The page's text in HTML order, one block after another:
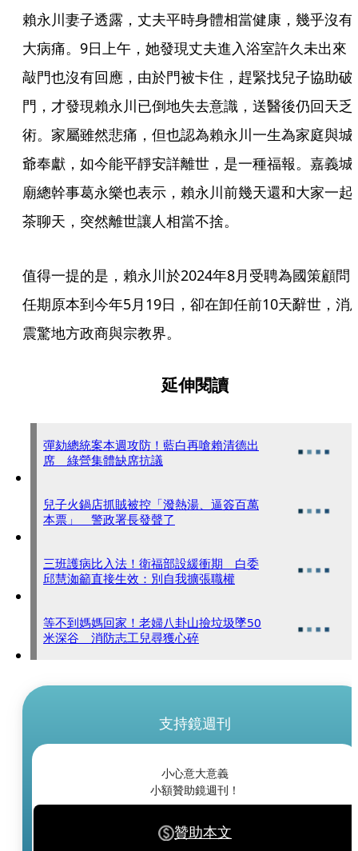
賴永川妻子透露，丈夫平時身體相當健康，幾乎沒有
大病痛。9日上午，她發現丈夫進入浴室許久未出來
敲門也沒有回應，由於門被卡住，趕緊找兒子協助破
門，才發現賴永川已倒地失去意識，送醫後仍回天乏
術。家屬雖然悲痛，但也認為賴永川一生為家庭與城
爺奉獻，如今能平靜安詳離世，是一種福報。嘉義城
廟總幹事葛永樂也表示，賴永川前幾天還和大家一起
茶聊天，突然離世讓人相當不捨。
值得一提的是，賴永川於2024年8月受聘為國策顧問
任期原本到今年5月19日，卻在卸任前10天辭世，消
震驚地方政商與宗教界。
延伸閱讀
彈劾總統案本週攻防！藍白再嗆賴清德出
席 綠營集體缺席抗議
兒子火鍋店抓賊被控「潑熱湯、逼簽百萬
本票」 警政署長發聲了
三班護病比入法！衛福部設緩衝期 白委
邱慧洳籲直接生效：別自我擴張職權
等不到媽媽回家！老婦八卦山撿垃圾墜50
米深谷 消防志工兒尋獲心碎
支持鏡週刊
小心意大意義
小額贊助鏡週刊！
贊助本文